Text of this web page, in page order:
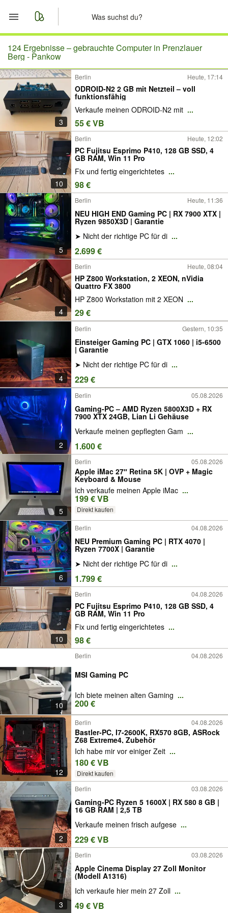
Start
Merkliste
Nachrichten
Anzeige aufgeben
124 Ergebnisse –gebrauchte Computer in Prenzlauer
Berg - Pankow
3
Berlin Heute, 17:14
ODROID-N2 2 GB mit Netzteil – voll
funktionsfähig
Verkaufe meinen ODROID-N2 mit ...
55 € VB
10
Berlin Heute, 12:02
PC Fujitsu Esprimo P410, 128 GB SSD, 4
GB RAM, Win 11 Pro
Fix und fertig eingerichtetes ...
98 €
5
Berlin Heute, 11:36
NEU HIGH END Gaming PC | RX 7900 XTX |
Ryzen 9850X3D | Garantie
➤ Nicht der richtige PC für di ...
2.699 €
4
Berlin Heute, 08:04
HP Z800 Workstation, 2 XEON, nVidia
Quattro FX 3800
HP Z800 Workstation mit 2 XEON ...
29 €
4
Berlin Gestern, 10:35
Einsteiger Gaming PC | GTX 1060 | i5-6500
| Garantie
➤ Nicht der richtige PC für di ...
229 €
2
Berlin 05.08.2026
Gaming-PC – AMD Ryzen 5800X3D + RX
7900 XTX 24GB, Lian Li Gehäuse
Verkaufe meinen gepflegten Gam ...
1.600 €
5
Berlin 05.08.2026
Apple iMac 27″ Retina 5K | OVP + Magic
Keyboard & Mouse
Ich verkaufe meinen Apple iMac ...
199 € VB
Direkt kaufen
6
Berlin 04.08.2026
NEU Premium Gaming PC | RTX 4070 |
Ryzen 7700X | Garantie
➤ Nicht der richtige PC für di ...
1.799 €
10
Berlin 04.08.2026
PC Fujitsu Esprimo P410, 128 GB SSD, 4
GB RAM, Win 11 Pro
Fix und fertig eingerichtetes ...
98 €
10
Berlin 04.08.2026
MSI Gaming PC
Ich biete meinen alten Gaming ...
200 €
12
Berlin 04.08.2026
Bastler-PC, I7-2600K, RX570 8GB, ASRock
Z68 Extreme4, Zubehör
Ich habe mir vor einiger Zeit ...
180 € VB
Direkt kaufen
2
Berlin 03.08.2026
Gaming-PC Ryzen 5 1600X | RX 580 8 GB |
16 GB RAM | 2,5 TB
Verkaufe meinen frisch aufgese ...
229 € VB
3
Berlin 03.08.2026
Apple Cinema Display 27 Zoll Monitor
(Modell A1316)
Ich verkaufe hier mein 27 Zoll ...
49 € VB